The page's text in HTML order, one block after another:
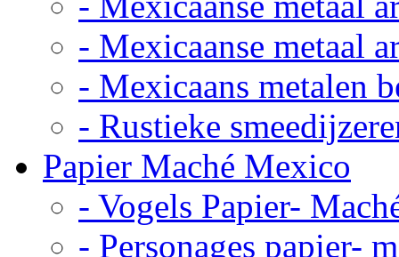
- Mexicaanse metaal
- Mexicaans metalen
- Rustieke
Papier Maché Mexico
- Vogels Papier-
- Personages papier-